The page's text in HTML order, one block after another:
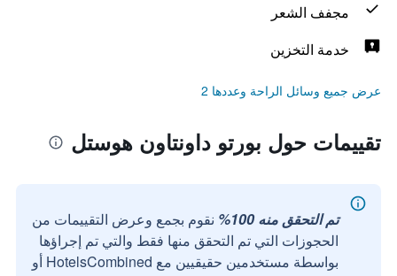
مجفف الشعر
خدمة التخزين
عرض جميع وسائل الراحة وعددها 2
تقييمات حول بورتو داونتاون هوستل
تم التحقق منه 100%
نقوم بجمع وعرض التقييمات من
الحجوزات التي تم التحقق منها فقط والتي تم إجراؤها
بواسطة مستخدمين حقيقيين مع HotelsCombined أو